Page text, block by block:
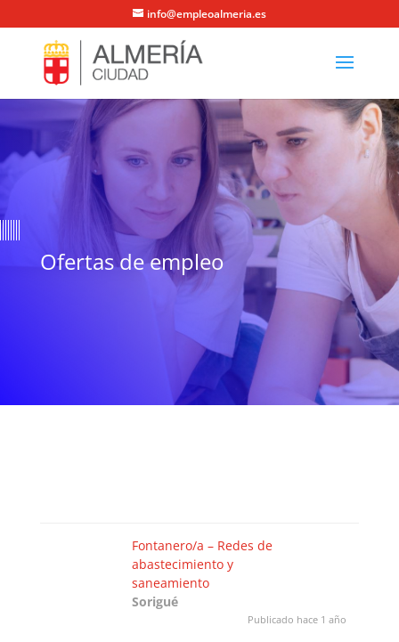
info@empleoalmeria.es
Ofertas de empleo
Fontanero/a – Redes de
abastecimiento y
saneamiento
Sorigué
Publicado hace 1 año